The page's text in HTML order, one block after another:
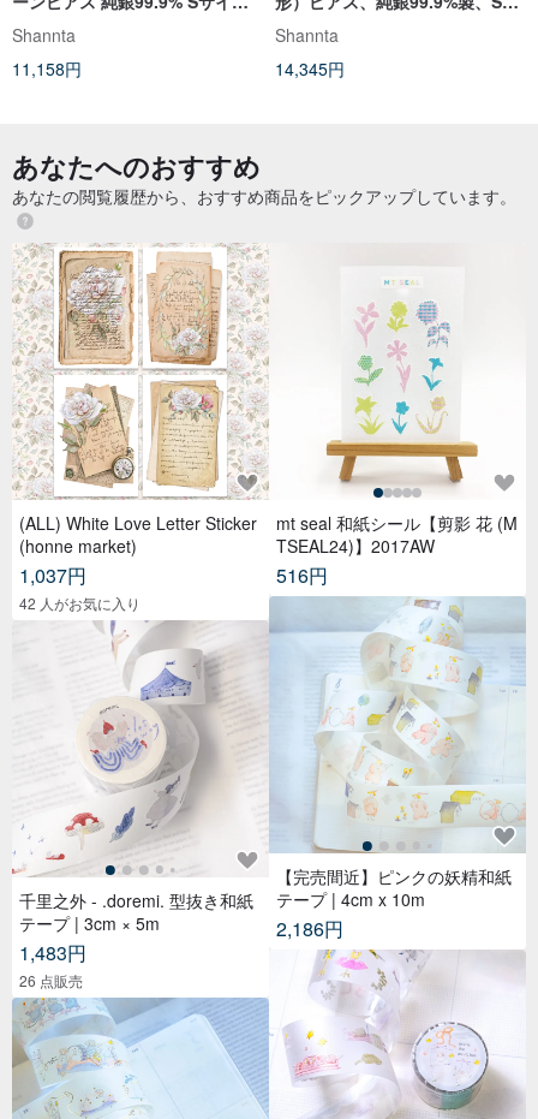
ピュアシルバー
Shannta
11,158円
イズ、18Kゴールドプレーテッド
（リッチゴールドカラー）
Shannta
14,345円
あなたへのおすすめ
あなたの閲覧履歴から、おすすめ商品をピックアップしています。
(ALL) White Love Letter Sticker
(honne market)
1,037円
42 人がお気に入り
千里之外 - .doremi. 型抜き和紙
テープ | 3cm × 5m
1,483円
26 点販売
mt seal 和紙シール【剪影 花 (M
TSEAL24)】2017AW
516円
【完売間近】ピンクの妖精和紙
テープ | 4cm x 10m
2,186円